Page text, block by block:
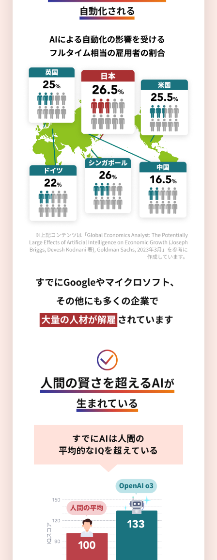
すでにAIは人間の
平均的なIQを超えている